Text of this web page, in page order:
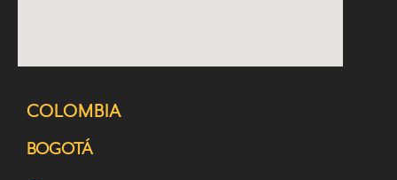
COLOMBIA
BOGOTÁ